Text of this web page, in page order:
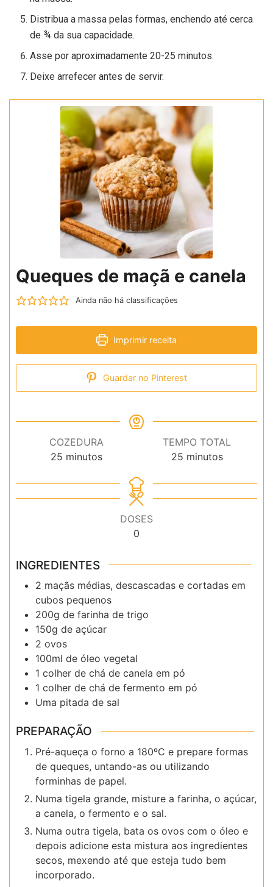
Distribua a massa pelas formas, enchendo até cerca
de ¾ da sua capacidade.
Asse por aproximadamente 20-25 minutos.
Deixe arrefecer antes de servir.
Queques de maçã e canela
Ainda não há classificações
Imprimir receita
Guardar no Pinterest
COZEDURA
25minutos
minutos
TEMPO TOTAL
25minutos
minutos
DOSES
0
INGREDIENTES
2 maçãs médias, descascadas e cortadas em
cubos pequenos
200g de farinha de trigo
150g de açúcar
2 ovos
100ml de óleo vegetal
1 colher de chá de canela em pó
1 colher de chá de fermento em pó
Uma pitada de sal
PREPARAÇÃO
Pré-aqueça o forno a 180ºC e prepare formas
de queques, untando-as ou utilizando
forminhas de papel.
Numa tigela grande, misture a farinha, o açúcar,
a canela, o fermento e o sal.
Numa outra tigela, bata os ovos com o óleo e
depois adicione esta mistura aos ingredientes
secos, mexendo até que esteja tudo bem
incorporado.